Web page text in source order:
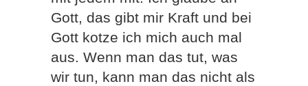
Gott, das gibt mir Kraft und bei
Gott kotze ich mich auch mal
aus. Wenn man das tut, was
wir tun, kann man das nicht als